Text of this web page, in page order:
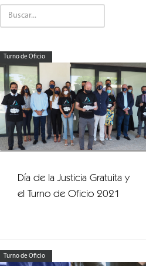
Turno de Oficio
Día de la Justicia Gratuita y
el Turno de Oficio 2021
Turno de Oficio